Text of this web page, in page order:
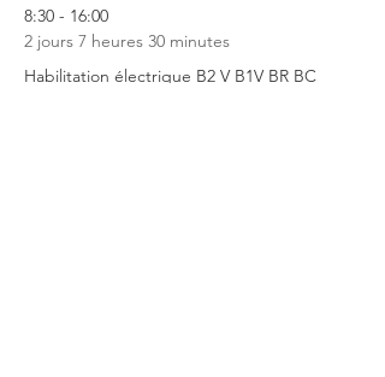
8:30 - 16:00
2 jours 7 heures 30 minutes
Habilitation électrique B2 V B1V BR BC